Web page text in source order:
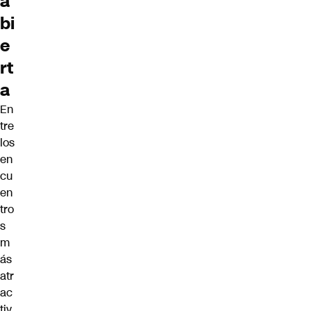
bi
e
rt
a
En
tre
los
en
cu
en
tro
s
m
ás
atr
ac